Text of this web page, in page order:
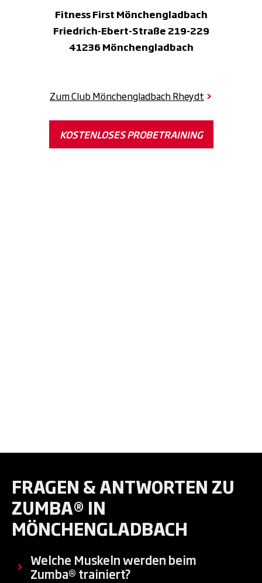
Fitness First Mönchengladbach
Friedrich-Ebert-Straße 219-229
41236 Mönchengladbach
Zum Club Mönchengladbach Rheydt >
KOSTENLOSES PROBETRAINING
FRAGEN & ANTWORTEN ZU
ZUMBA® IN
MÖNCHENGLADBACH
Welche Muskeln werden beim
Zumba® trainiert?